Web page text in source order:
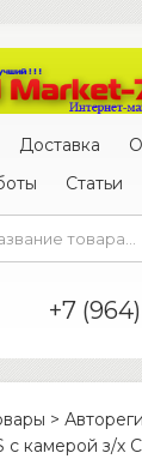
Доставка
Статьи
+7
>
с камерой з/х